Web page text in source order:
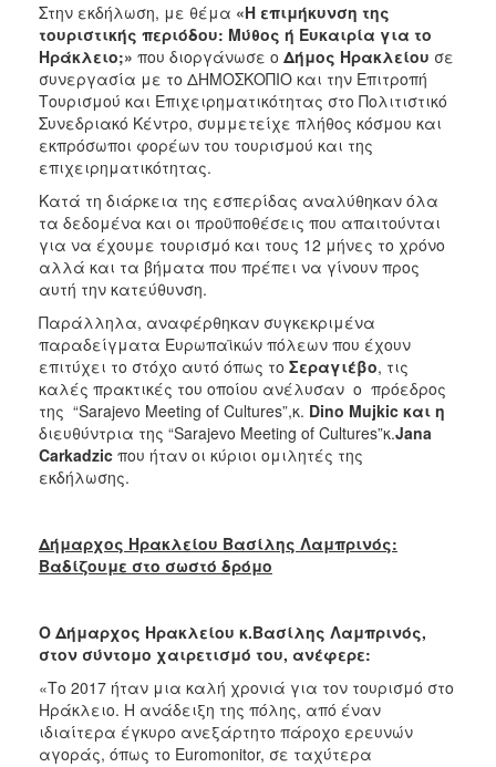
Στην εκδήλωση, με θέμα «Η επιμήκυνση της
τουριστικής περιόδου: Μύθος ή Ευκαιρία για το
Ηράκλειο;» που διοργάνωσε ο Δήμος Ηρακλείου σε
συνεργασία με το ΔΗΜΟΣΚΟΠΙΟ και την Επιτροπή
Τουρισμού και Επιχειρηματικότητας στο Πολιτιστικό
Συνεδριακό Κέντρο, συμμετείχε πλήθος κόσμου και
εκπρόσωποι φορέων του τουρισμού και της
επιχειρηματικότητας.
Κατά τη διάρκεια της εσπερίδας αναλύθηκαν όλα
τα δεδομένα και οι προϋποθέσεις που απαιτούνται
για να έχουμε τουρισμό και τους 12 μήνες το χρόνο
αλλά και τα βήματα που πρέπει να γίνουν προς
αυτή την κατεύθυνση.
Παράλληλα, αναφέρθηκαν συγκεκριμένα
παραδείγματα Ευρωπαϊκών πόλεων που έχουν
επιτύχει το στόχο αυτό όπως το Σεραγιέβο, τις
καλές πρακτικές του οποίου ανέλυσαν ο πρόεδρος
της “Sarajevo Meeting of Cultures”,κ. Dino Mujkic και η
διευθύντρια της “Sarajevo Meeting of Cultures”κ.Jana
Carkadzic που ήταν οι κύριοι ομιλητές της
εκδήλωσης.
Δήμαρχος Ηρακλείου Βασίλης Λαμπρινός:
Βαδίζουμε στο σωστό δρόμο
Ο Δήμαρχος Ηρακλείου κ.Βασίλης Λαμπρινός,
στον σύντομο χαιρετισμό του, ανέφερε:
«Το 2017 ήταν μια καλή χρονιά για τον τουρισμό στο
Ηράκλειο. Η ανάδειξη της πόλης, από έναν
ιδιαίτερα έγκυρο ανεξάρτητο πάροχο ερευνών
αγοράς, όπως το Euromonitor, σε ταχύτερα